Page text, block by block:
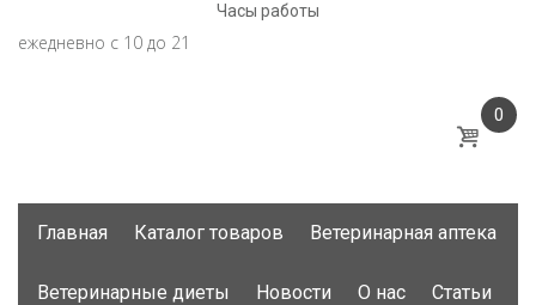
Часы работы
ежедневно с 10 до 21
0
Главная Каталог товаров Ветеринарная аптека
Ветеринарные диеты Новости О нас Статьи